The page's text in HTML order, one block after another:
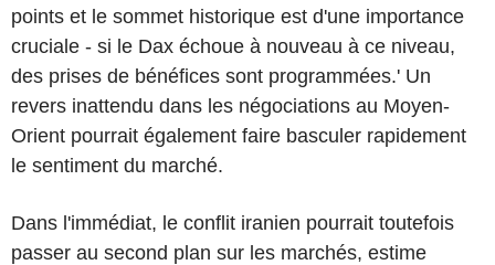
points et le sommet historique est d'une importance
cruciale - si le Dax échoue à nouveau à ce niveau,
des prises de bénéfices sont programmées.' Un
revers inattendu dans les négociations au Moyen-
Orient pourrait également faire basculer rapidement
le sentiment du marché.
Dans l'immédiat, le conflit iranien pourrait toutefois
passer au second plan sur les marchés, estime